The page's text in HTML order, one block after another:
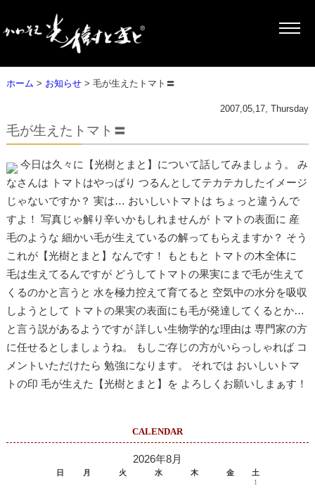
ホーム > お知らせ> 毛が生えたトマト〓
2007,05,17, Thursday
毛が生えたトマト〓
今日は久々に【光樹とまと】について話してみましょう。 み
なさんは トマトはやっぱり つるんとしてテカテカしたイメージ
じゃないですか？ 実は… おいしいトマトは ちょっと違うんで
すよ！ 写真じゃ解り辛いかもしれませんが トマトの表面に 産
毛のような 細かい毛が生えているの解ってもらえますか？ そう
これが【光樹とまと】なんです！ もともと トマトの木全体に
毛は生えてるんですが どうしてトマトの果実にまで毛が生えて
くるのかと言うと 水を極力控えて育てると 空気中の水分を吸収
しようとして トマトの果実の表面にも毛が発達してくるとか…
と言う説があるようですが 詳しい生物学的な理由は 専門家の方
に任せるとしましょうね。 もしご存じの方がいらっしゃれば コ
メントいただけたら 勉強になります。 それでは おいしいトマ
トの印 毛が生えた【光樹とまと】を よろしくお願いしまぁす！
CALENDAR
2026年8月
日 月 火 水 木 金 土
1